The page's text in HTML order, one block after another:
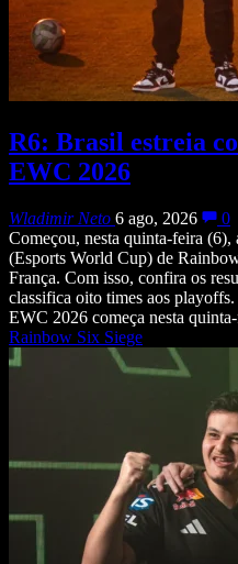
R6: Brasil estreia
EWC 2026
Wladimir Neto 6 ago, 2026
0
Começou, nesta quinta-feira
(Esports World Cup) de
França. Com isso, confira os
classifica oito times aos
EWC 2026 começa nesta
Rainbow Six Siege